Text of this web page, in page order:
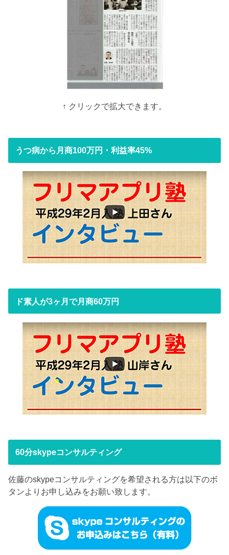
↑ クリックで拡大できます。
うつ病から月商100万円・利益率45%
ド素人が3ヶ月で月商60万円
60分skypeコンサルティング
佐藤のskypeコンサルティングを希望される方は以下のボ
タンよりお申し込みをお願い致します。